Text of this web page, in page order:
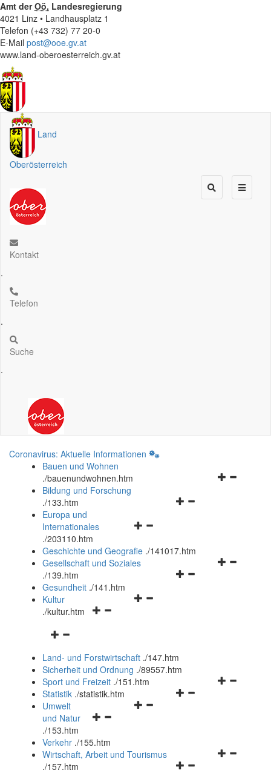
Amt derOö. Landesregierung
4021 Linz • Landhausplatz 1
Telefon (+43 732) 77 20-0
E-Mail post@ooe.gv.at
www.land-oberoesterreich.gv.at
Land
Oberösterreich
Kontakt
.
Telefon
.
Suche
.
Coronavirus: Aktuelle Informationen
Bauen und Wohnen
./bauenundwohnen.htm
Navigationsmenü
Bildung und Forschung
./133.htm
Navigationsmenü
und
schließen
Europa und
Internationales
./203110.htm
Geschichte und Geografie ./141017.htm
Navigationsmenü
Gesellschaft und Soziales
./139.htm
Navigationsmenü
Gesundheit ./141.htm
Navigationsmenü
Kultur
./kultur.htm
Navigationsmenü
und
schließen
Land- und Forstwirtschaft ./147.htm
Sicherheit und Ordnung ./89557.htm
Navigationsmenü
Sport und Freizeit ./151.htm
Navigationsmenü
Statistik ./statistik.htm
Navigationsmenü
und
schließen
Umwelt
und Natur
./153.htm
Verkehr ./155.htm
Navigationsmenü
Wirtschaft, Arbeit und Tourismus
./157.htm